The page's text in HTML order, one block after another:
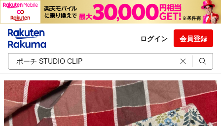
ログイン 会員登録